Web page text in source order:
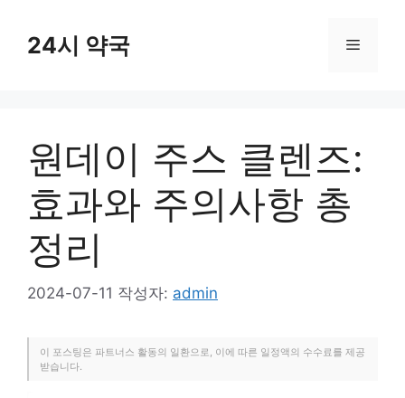
24시 약국 메
원데이 주스 클렌즈:
효과와 주의사항 총
정리
2024-07-11 작성자: admin
이 포스팅은 파트너스 활동의 일환으로, 이에 따른 일정액의 수수료를 제공
받습니다.